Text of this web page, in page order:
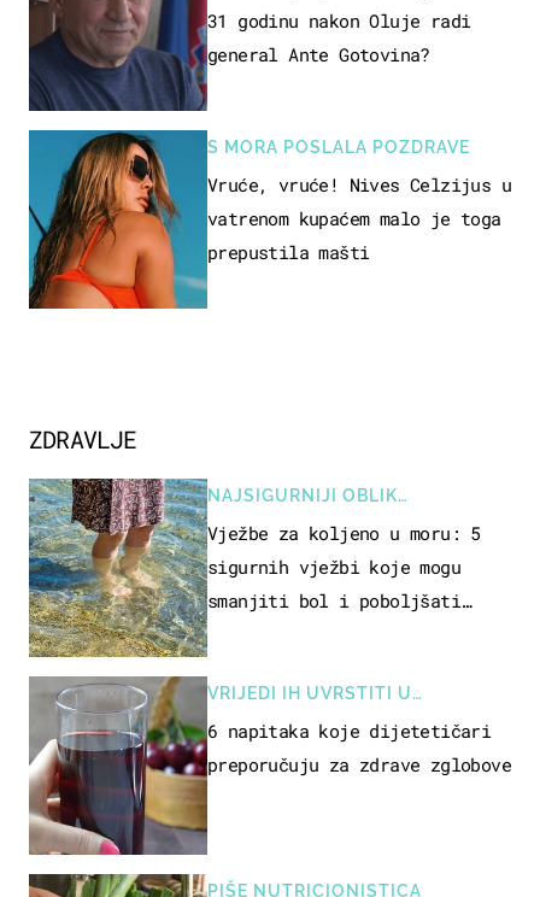
31 godinu nakon Oluje radi
general Ante Gotovina?
S MORA POSLALA POZDRAVE
Vruće, vruće! Nives Celzijus u
vatrenom kupaćem malo je toga
prepustila mašti
ZDRAVLJE
NAJSIGURNIJI OBLIK
REKREACIJE
Vježbe za koljeno u moru: 5
sigurnih vježbi koje mogu
smanjiti bol i poboljšati
VRIJEDI IH UVRSTITI U
PREHRANU
6 napitaka koje dijetetičari
preporučuju za zdrave zglobove
PIŠE NUTRICIONISTICA